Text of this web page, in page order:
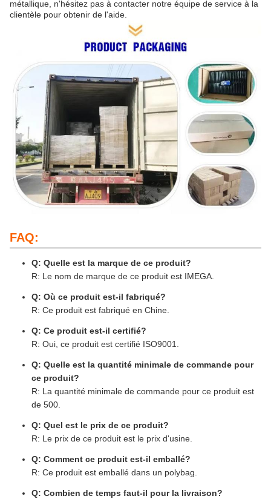
métallique, n'hésitez pas à contacter notre équipe de service à la
clientèle pour obtenir de l'aide.
FAQ:
Q: Quelle est la marque de ce produit?
R: Le nom de marque de ce produit est IMEGA.
Q: Où ce produit est-il fabriqué?
R: Ce produit est fabriqué en Chine.
Q: Ce produit est-il certifié?
R: Oui, ce produit est certifié ISO9001.
Q: Quelle est la quantité minimale de commande pour
ce produit?
R: La quantité minimale de commande pour ce produit est
de 500.
Q: Quel est le prix de ce produit?
R: Le prix de ce produit est le prix d'usine.
Q: Comment ce produit est-il emballé?
R: Ce produit est emballé dans un polybag.
Q: Combien de temps faut-il pour la livraison?